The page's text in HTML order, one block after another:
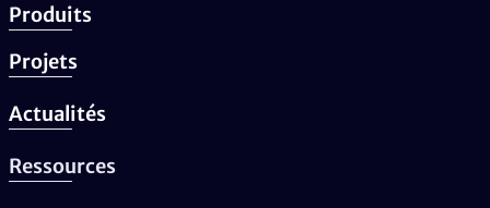
Produits
Projets
Actualités
Ressources